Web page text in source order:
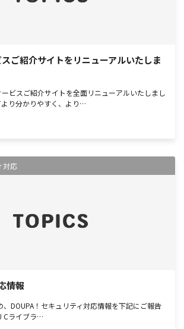
ご紹介サイトをリニューアルいたしま
ービスご紹介サイトを全面リニューアルいたしまし
り分かりやすく、より…
対応
情報
DOUPA！セキュリティ対応情報を下記にご報告
Cライブラ…